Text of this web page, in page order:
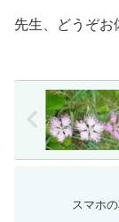
先生、どうぞお
スマホ